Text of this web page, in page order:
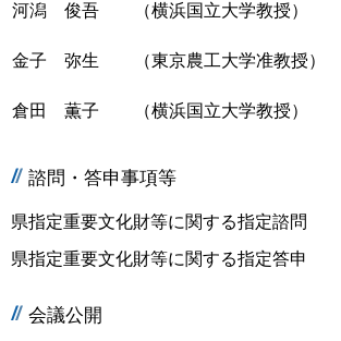
河潟 俊吾 （横浜国立大学教授）
金子 弥生 （東京農工大学准教授）
倉田 薫子 （横浜国立大学教授）
諮問・答申事項等
県指定重要文化財等に関する指定諮問
県指定重要文化財等に関する指定答申
会議公開